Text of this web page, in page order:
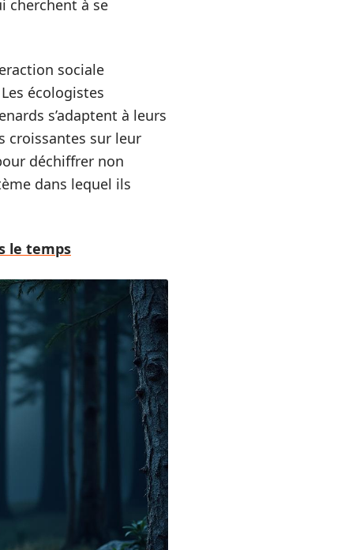
cherchent à se
sociale
écologistes
s’adaptent à leurs
croissantes sur leur
déchiffrer non
dans lequel ils
le temps